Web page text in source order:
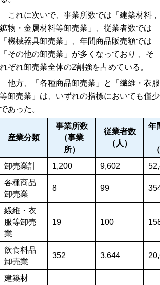
これに次いで、事業所数では「建築材料，
鉱物・金属材料等卸売業」、従業者数では
「機械器具卸売業」、年間商品販売額では
「その他の卸売業」が多くなっており 、そ
れぞれ卸売業全体の2割強を占めている。
他方、「各種商品卸売業」と「繊維・衣服
等卸売業」は、いずれの指標においても僅少
であった。
産業分類
事業所数
（事業
所）
従業者数
（人）
年
卸売業計
1,200 9,602
各種商品
卸売業
8 99
繊維・衣
服等卸売
業
19 100
飲食料品
卸売業
352 3,644
建築材